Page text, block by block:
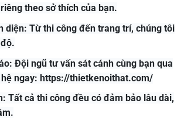
theo sở thích của bạn.
diện: Từ thi công đến trang trí, chúng tôi
Đội ngũ tư vấn sát cánh cùng bạn qua
ngay: https://thietkenoithat.com/
Tất cả thi công đều có đảm bảo lâu dài,